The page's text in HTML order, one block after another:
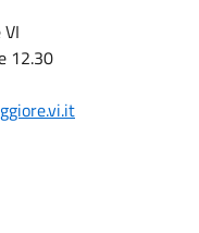
12.30